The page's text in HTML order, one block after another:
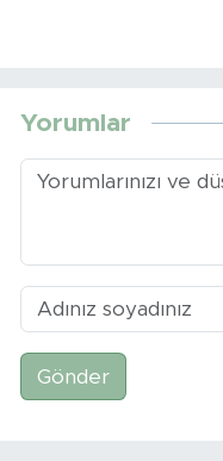
Yorumlar
Gönder